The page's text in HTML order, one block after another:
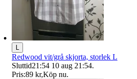
Redwood vit/grå skjorta, storlek L
Sluttid21:54 10 aug 21:54.
Pris:89 kr,Köp nu.